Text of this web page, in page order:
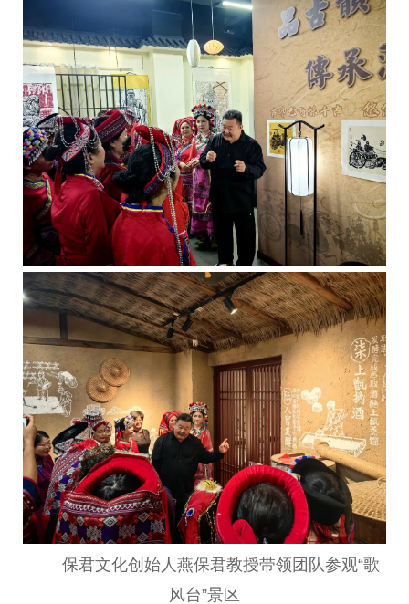
保君文化创始人燕保君教授带领团队参观“歌
风台”景区